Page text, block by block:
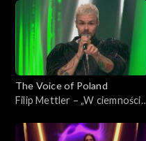
Poland”, Live 3, 22 listopada
2025
The Voice of Poland
Filip Mettler – „W ciemności”,
22 listopada 2025